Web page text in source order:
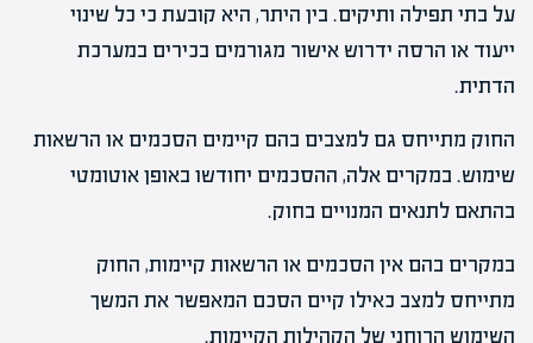
על בתי תפילה ותיקים. בין היתר, היא קובעת כי כל שינוי
ייעוד או הרסה ידרוש אישור מגורמים בכירים במערכת
הדתית.
החוק מתייחס גם למצבים בהם קיימים הסכמים או הרשאות
שימוש. במקרים אלה, ההסכמים יחודשו באופן אוטומטי
בהתאם לתנאים המנויים בחוק.
במקרים בהם אין הסכמים או הרשאות קיימות, החוק
מתייחס למצב כאילו קיים הסכם המאפשר את המשך
השימוש הרוחני של הקהילות הקיימות.